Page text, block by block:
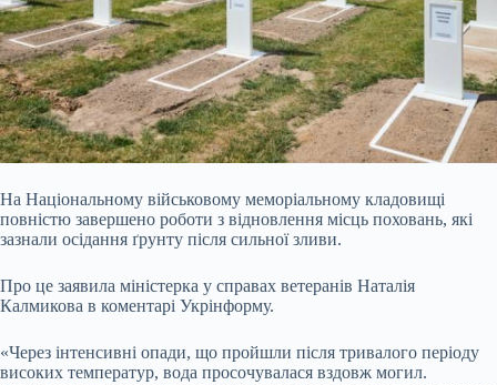
На Національному військовому меморіальному кладовищі
повністю завершено роботи з відновлення місць поховань, які
зазнали осідання ґрунту після сильної зливи.
Про це заявила міністерка у справах ветеранів Наталія
Калмикова в коментарі Укрінформу.
«Через інтенсивні опади, що пройшли після тривалого періоду
високих температур, вода просочувалася вздовж могил.